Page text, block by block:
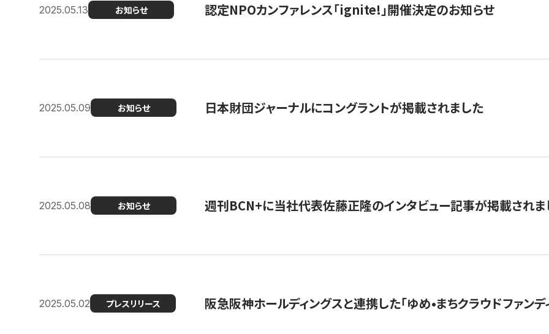
2025.05.13 お知らせ 認定NPOカンファレンス「ignite!」開催決定のお知らせ
2025.05.09 お知らせ 日本財団ジャーナルにコングラントが掲載されました
2025.05.08 お知らせ 週刊BCN+に当社代表佐藤正隆のインタビュー記事が掲載されま
2025.05.02 プレスリリース 阪急阪神ホールディングスと連携した「ゆめ•まちクラウドファン